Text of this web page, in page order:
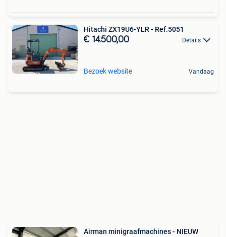
Hitachi ZX19U6-YLR - Ref.5051
€ 14.500,00 Details
Bezoek website Vandaag
Airman minigraafmachines - NIEUW